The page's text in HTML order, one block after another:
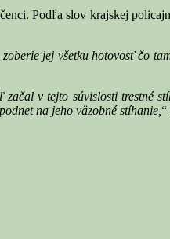
Podľa slov krajskej
jej všetku hotovosť čo
začal v tejto súvislosti trestné
na jeho väzobné stíhanie, “